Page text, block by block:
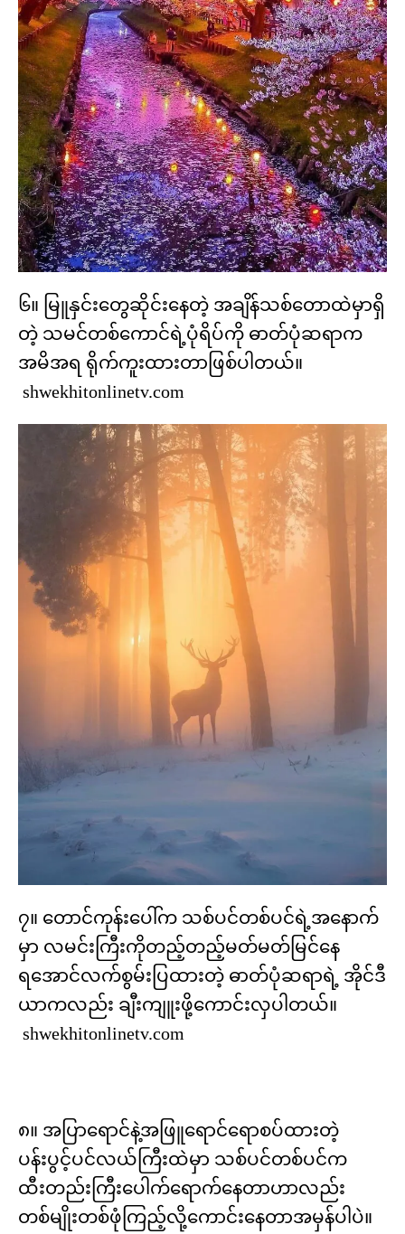
၆။ မြူနှင်းတွေဆိုင်းနေတဲ့ အချိန်သစ်တောထဲမှာရှိ
တဲ့ သမင်တစ်ကောင်ရဲ့ပုံရိပ်ကို ဓာတ်ပုံဆရာက
အမိအရ ရိုက်ကူးထားတာဖြစ်ပါတယ်။
shwekhitonlinetv.com
၇။ တောင်ကုန်းပေါ်က သစ်ပင်တစ်ပင်ရဲ့အနောက်
မှာ လမင်းကြီးကိုတည့်တည့်မတ်မတ်မြင်နေ
ရအောင်လက်စွမ်းပြထားတဲ့ ဓာတ်ပုံဆရာရဲ့ အိုင်ဒီ
ယာကလည်း ချီးကျူးဖို့ကောင်းလှပါတယ်။
shwekhitonlinetv.com
၈။ အပြာရောင်နဲ့အဖြူရောင်ရောစပ်ထားတဲ့
ပန်းပွင့်ပင်လယ်ကြီးထဲမှာ သစ်ပင်တစ်ပင်က
ထီးတည်းကြီးပေါက်ရောက်နေတာဟာလည်း
တစ်မျိုးတစ်ဖုံကြည့်လို့ကောင်းနေတာအမှန်ပါပဲ။